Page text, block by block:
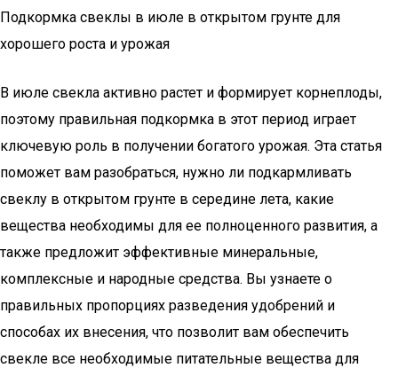
Подкормка свеклы в июле в открытом грунте для
хорошего роста и урожая
В июле свекла активно растет и формирует корнеплоды,
поэтому правильная подкормка в этот период играет
ключевую роль в получении богатого урожая. Эта статья
поможет вам разобраться, нужно ли подкармливать
свеклу в открытом грунте в середине лета, какие
вещества необходимы для ее полноценного развития, а
также предложит эффективные минеральные,
комплексные и народные средства. Вы узнаете о
правильных пропорциях разведения удобрений и
способах их внесения, что позволит вам обеспечить
свекле все необходимые питательные вещества для